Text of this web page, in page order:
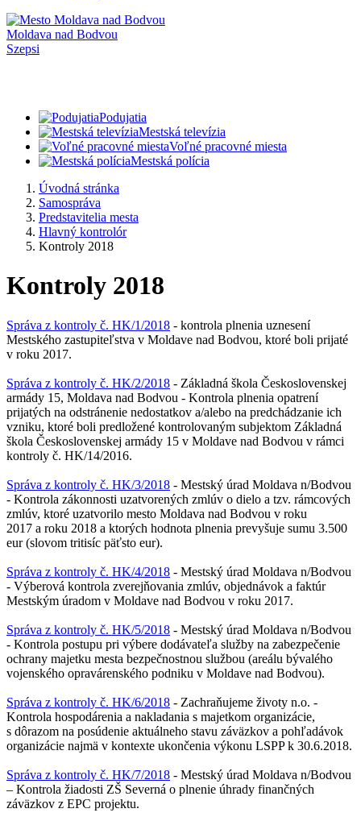
Moldava nad Bodvou
Szepsi
Podujatia
Mestská televízia
Voľné pracovné miesta
Mestská polícia
Úvodná stránka
Samospráva
Predstavitelia mesta
Hlavný kontrolór
Kontroly 2018
Kontroly 2018
Správa z kontroly č. HK/1/2018 - kontrola plnenia uznesení
Mestského zastupiteľstva v Moldave nad Bodvou, ktoré boli prijaté
v roku 2017.
Správa z kontroly č. HK/2/2018 - Základná škola Československej
armády 15, Moldava nad Bodvou - Kontrola plnenia opatrení
prijatých na odstránenie nedostatkov a/alebo na predchádzanie ich
vzniku, ktoré boli predložené kontrolovaným subjektom Základná
škola Československej armády 15 v Moldave nad Bodvou v rámci
kontroly č. HK/14/2016.
Správa z kontroly č. HK/3/2018 - Mestský úrad Moldava n/Bodvou
- Kontrola zákonnosti uzatvorených zmlúv o dielo a tzv. rámcových
zmlúv, ktoré uzatvorilo mesto Moldava nad Bodvou v roku
2017 a roku 2018 a ktorých hodnota plnenia prevyšuje sumu 3.500
eur (slovom tritisíc päťsto eur).
Správa z kontroly č. HK/4/2018 - Mestský úrad Moldava n/Bodvou
- Výberová kontrola zverejňovania zmlúv, objednávok a faktúr
Mestským úradom v Moldave nad Bodvou v roku 2017.
Správa z kontroly č. HK/5/2018 - Mestský úrad Moldava n/Bodvou
- Kontrola postupu pri výbere dodávateľa služby na zabezpečenie
ochrany majetku mesta bezpečnostnou službou (areálu bývalého
vojenského opravárenského podniku v Moldave nad Bodvou).
Správa z kontroly č. HK/6/2018 - Zachraňujeme životy n.o. -
Kontrola hospodárenia a nakladania s majetkom organizácie,
s dôrazom na posúdenie aktuálneho stavu záväzkov a pohľadávok
organizácie najmä v kontexte ukončenia výkonu LSPP k 30.6.2018.
Správa z kontroly č. HK/7/2018 - Mestský úrad Moldava n/Bodvou
– Kontrola žiadosti ZŠ Severná o plnenie úhrady finančných
záväzkov z EPC projektu.